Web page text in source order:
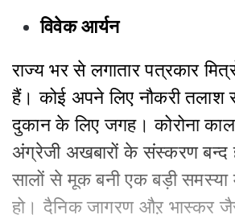
विवेक आर्यन
राज्य भर से लगातार पत्रकार
हैं। कोई अपने लिए नौकरी तलाश
दुकान के लिए जगह। कोरोना
अंग्रेजी अखबारों के संस्करण बन्द
सालों से मूक बनी एक बड़ी
हो। दैनिक जागरण औऱ भास्कर